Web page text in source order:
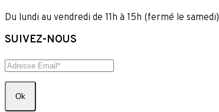
Du lundi au vendredi de 11h à 15h (fermé le samedi)
SUIVEZ-NOUS